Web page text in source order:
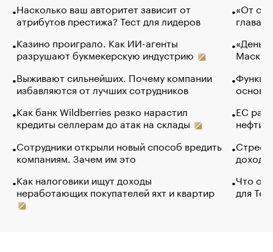
Насколько ваш авторитет зависит от
атрибутов престижа? Тест для лидеров
Казино проиграло. Как ИИ-агенты
разрушают букмекерскую индустрию
Выживают сильнейших. Почему компании
избавляются от лучших сотрудников
Как банк Wildberries резко нарастил
кредиты селлерам до атак на склады
Сотрудники открыли новый способ вредить
компаниям. Зачем им это
Как налоговики ищут доходы
неработающих покупателей яхт и квартир
«От
глава
Маск в
основ
ЕС
нефти
Что
для